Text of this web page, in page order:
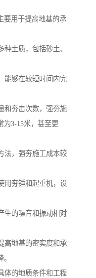
要用于提高地基的承
土质，包括砂土、
能够在较短时间内完
和夯击次数，强夯施
为3-15米，甚至更
法，强夯施工成本较
用夯锤和起重机，设
生的噪音和振动相对
高地基的密实度和承
体的地质条件和工程